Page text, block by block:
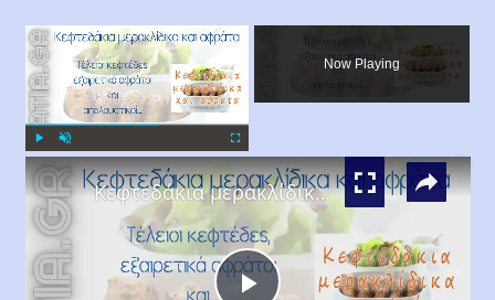
×
Now Playing
×
Κεφτεδάκια μερακλίδικα και αφράτα